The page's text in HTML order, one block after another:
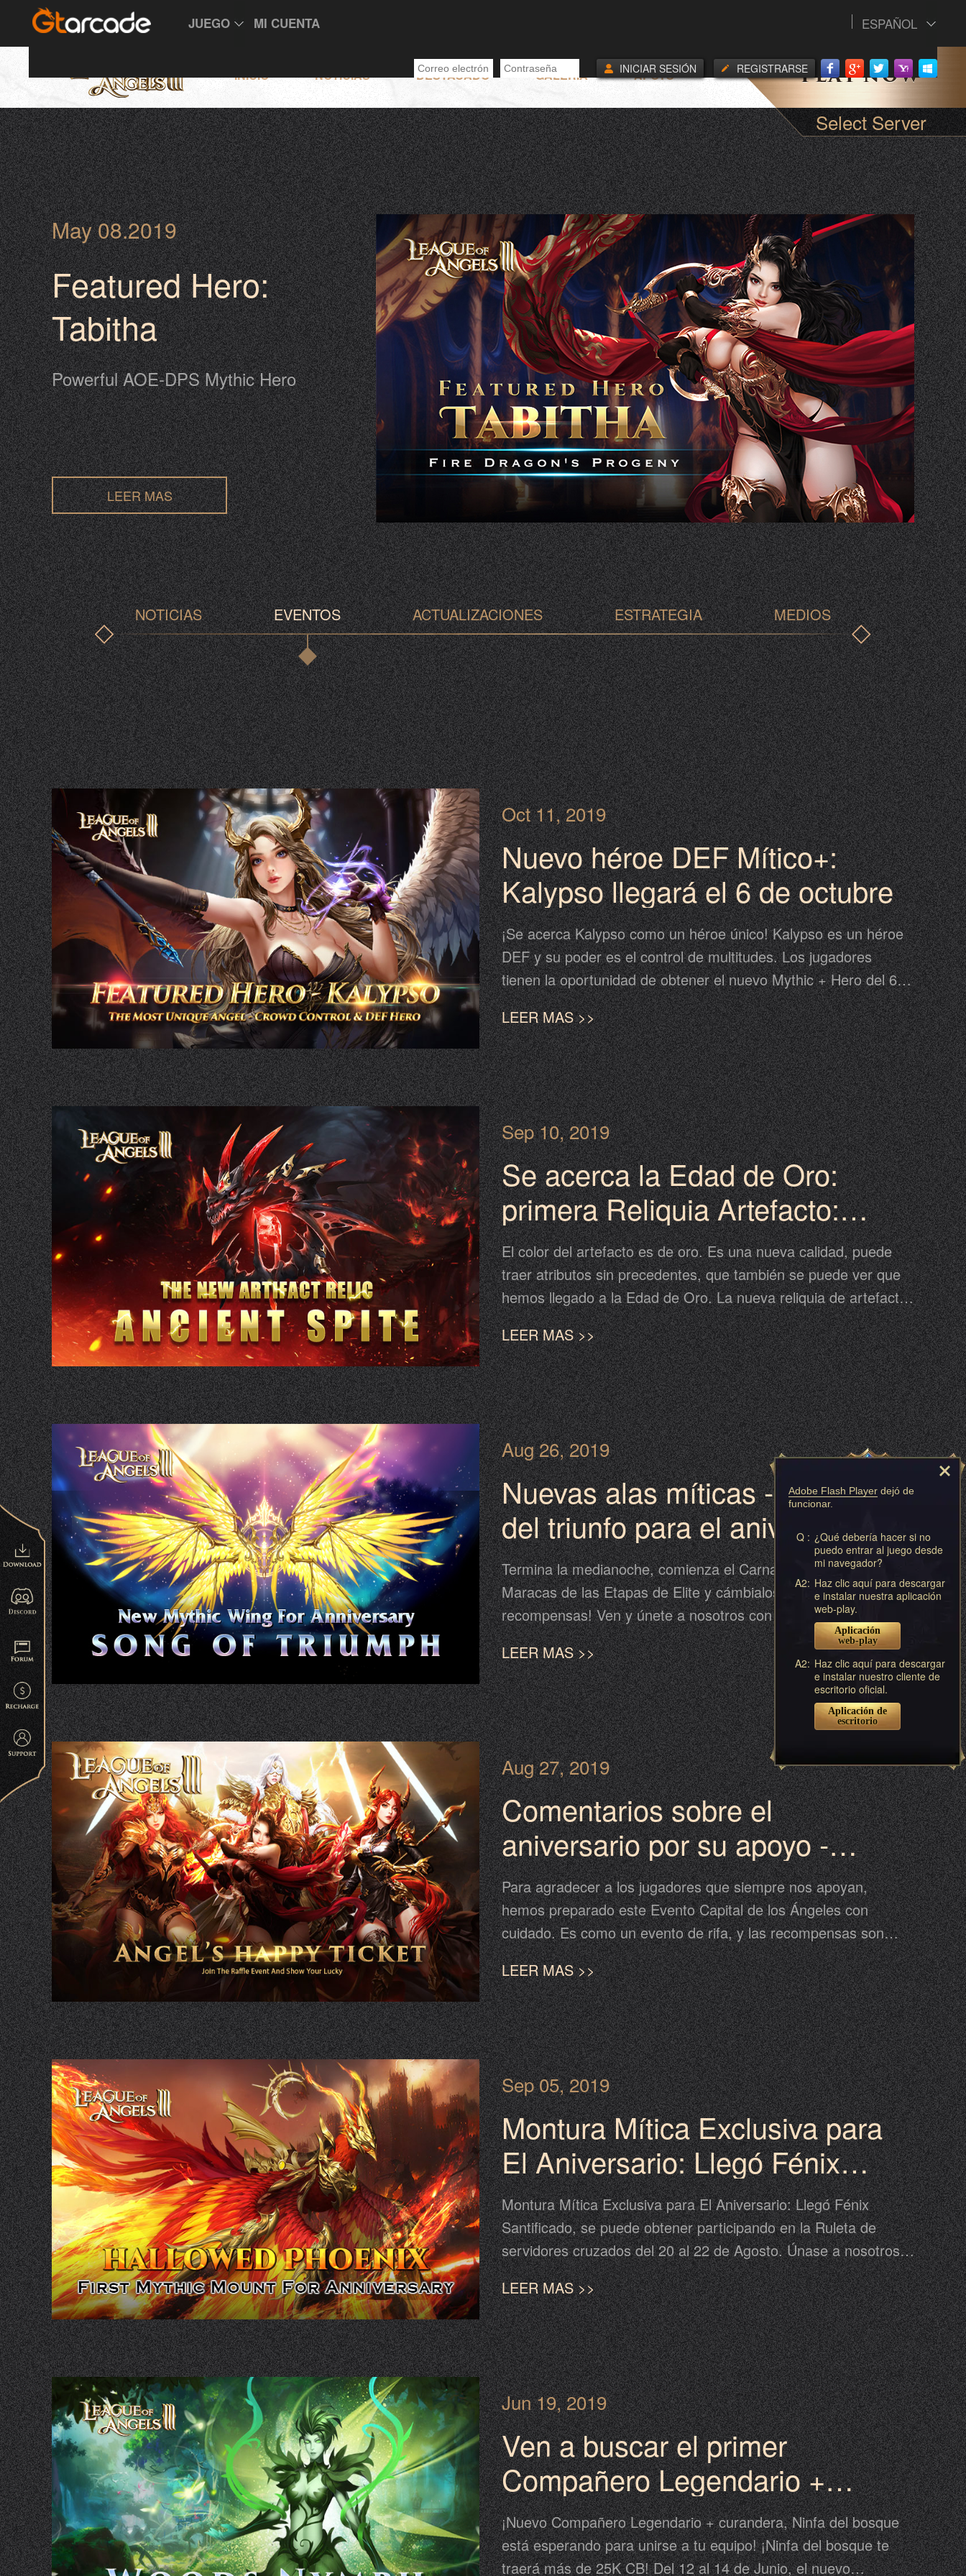
JUEGO MI CUENTA ESPAÑOL
REGISTRARSE
INICIAR SESIÓN
INICIO NOTICIAS DESTACADO GALERÍA APOYO
Select Server
May 08.2019
Featured Hero:
Tabitha
Powerful AOE-DPS Mythic Hero
LEER MAS
NOTICIAS EVENTOS ACTUALIZACIONES ESTRATEGIA MEDIOS
Oct 11, 2019
Nuevo héroe DEF Mítico+:
Kalypso llegará el 6 de octubre
¡Se acerca Kalypso como un héroe único! Kalypso es un héroe
DEF y su poder es el control de multitudes. Los jugadores
tienen la oportunidad de obtener el nuevo Mythic + Hero del 6 al
9 de octubre en el evento Héroe destacado.
LEER MAS >>
Sep 10, 2019
Se acerca la Edad de Oro:
primera Reliquia Artefacto:
Rencor antiguo
El color del artefacto es de oro. Es una nueva calidad, puede
traer atributos sin precedentes, que también se puede ver que
hemos llegado a la Edad de Oro. La nueva reliquia de artefactos
beneficiada de todos los tipos, se puede obtener del 9 al 11 de
Septiembre.
LEER MAS >>
Aug 26, 2019
Nuevas alas míticas - Canción
del triunfo para el aniversario
Termina la medianoche, comienza el Carnaval！ ¡Recoge
Maracas de las Etapas de Elite y cámbialos por ricas
recompensas! Ven y únete a nosotros con tus amigos, la fiesta
del Carnaval comenzará del 26 de Agosto al 30 de Agosto.
LEER MAS >>
Aug 27, 2019
Comentarios sobre el
aniversario por su apoyo -
Angels Capital S1
Para agradecer a los jugadores que siempre nos apoyan,
hemos preparado este Evento Capital de los Ángeles con
cuidado. Es como un evento de rifa, y las recompensas son
realmente agradables, ¡así que deja de esperar, únete a este
evento y demuestra tu suerte!
LEER MAS >>
Sep 05, 2019
Montura Mítica Exclusiva para
El Aniversario: Llegó Fénix
Santificado
Montura Mítica Exclusiva para El Aniversario: Llegó Fénix
Santificado, se puede obtener participando en la Ruleta de
servidores cruzados del 20 al 22 de Agosto. Únase a nosotros y
gane la Montura limitada y aumente 140K de CB.
LEER MAS >>
Jun 19, 2019
Ven a buscar el primer
Compañero Legendario +
curandera, Ninfa del bosque
¡Nuevo Compañero Legendario + curandera, Ninfa del bosque
está esperando para unirse a tu equipo! ¡Ninfa del bosque te
traerá más de 25K CB! Del 12 al 14 de Junio, el nuevo
Adobe Flash Player dejó de
funcionar.
Q : ¿Qué debería hacer si no
puedo entrar al juego desde
mi navegador?
A2: Haz clic aquí para descargar
e instalar nuestra aplicación
web-play.
Aplicación
web-play
A2: Haz clic aquí para descargar
e instalar nuestro cliente de
escritorio oficial.
Aplicación de
escritorio